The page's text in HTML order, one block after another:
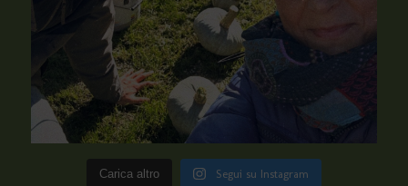
Carica altro Segui su Instagram